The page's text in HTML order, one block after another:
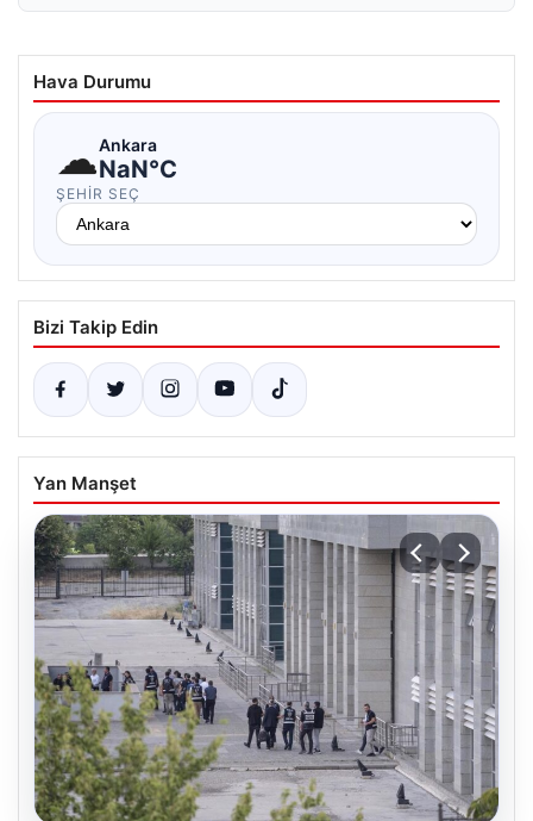
Hava Durumu
☁Ankara
NaN°C
ŞEHIR SEÇ
Bizi Takip Edin
Yan Manşet